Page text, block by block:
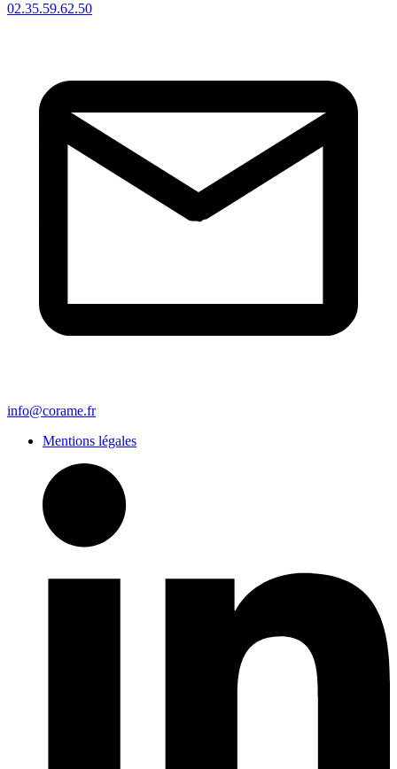
02.35.59.62.50
info@corame.fr
Mentions légales